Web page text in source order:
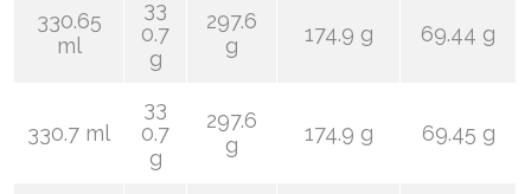
330.65
ml
33
0.7
g
297.6
g
174.9 g 69.44 g
330.7 ml
33
0.7
g
297.6
g
174.9 g 69.45 g